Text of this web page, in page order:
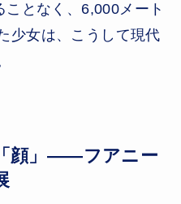
となく、6,000メート
少女は、こうして現代
顔」——フアニー